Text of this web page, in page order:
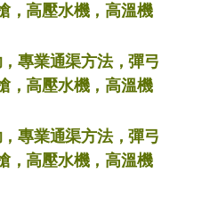
，高壓水機，高溫機
專業通渠方法，彈弓
，高壓水機，高溫機
專業通渠方法，彈弓
，高壓水機，高溫機